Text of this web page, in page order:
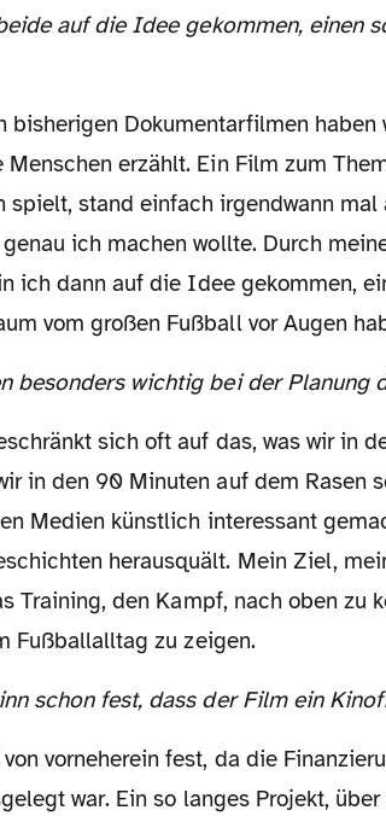
bisherigen Dokumentarfilmen haben
erzählt. Ein Film zum
stand einfach irgendwann mal
ich machen wollte. Durch
ich dann auf die Idee gekommen,
vom großen Fußball vor Augen
besonders wichtig bei der Planung
sich oft auf das, was wir in
in den 90 Minuten auf dem Rasen
Medien künstlich interessant
herausquält. Mein Ziel,
Training, den Kampf, nach oben zu
Fußballalltag zu zeigen.
schon fest, dass der Film ein
vorneherein fest, da die
war. Ein so langes Projekt,